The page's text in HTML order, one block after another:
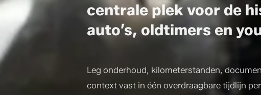
centrale plek voor de
auto’s, oldtimers en
Leg onderhoud, kilometerstanden,
context vast in één overdraagbare tijdlijn